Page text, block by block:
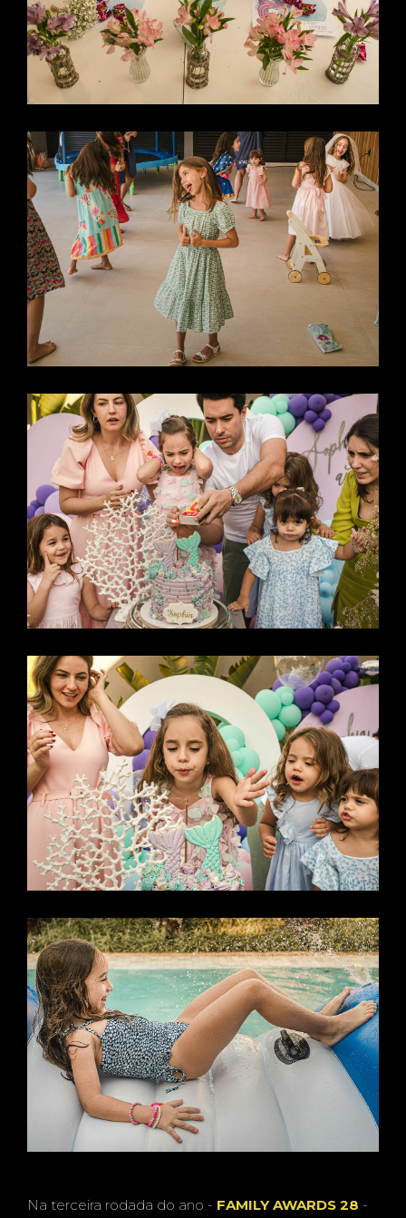
Na terceira rodada do ano - FAMILY AWARDS 28 -